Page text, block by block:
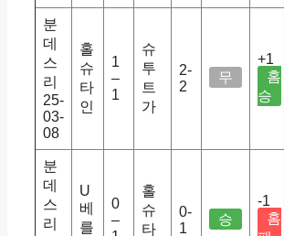
분
데
스
리
25-
03-
08
홀
슈
타
인
1
–
1
슈
투
트
가
2-
2
무
+1
홈
승
분
데
스
리
U
베
를
0
–
홀
슈
타
0-
1
승
-1
홈